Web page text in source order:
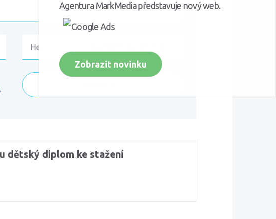
Agentura MarkMedia představuje nový web.
Zobrazit novinku
.
dětský diplom ke stažení